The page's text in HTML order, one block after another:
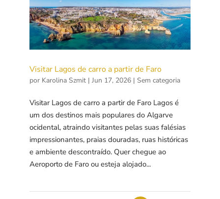
Visitar Lagos de carro a partir de Faro
por Karolina Szmit| Jun 17, 2026| Sem categoria
Visitar Lagos de carro a partir de Faro Lagos é
um dos destinos mais populares do Algarve
ocidental, atraindo visitantes pelas suas falésias
impressionantes, praias douradas, ruas históricas
e ambiente descontraído. Quer chegue ao
Aeroporto de Faro ou esteja alojado...